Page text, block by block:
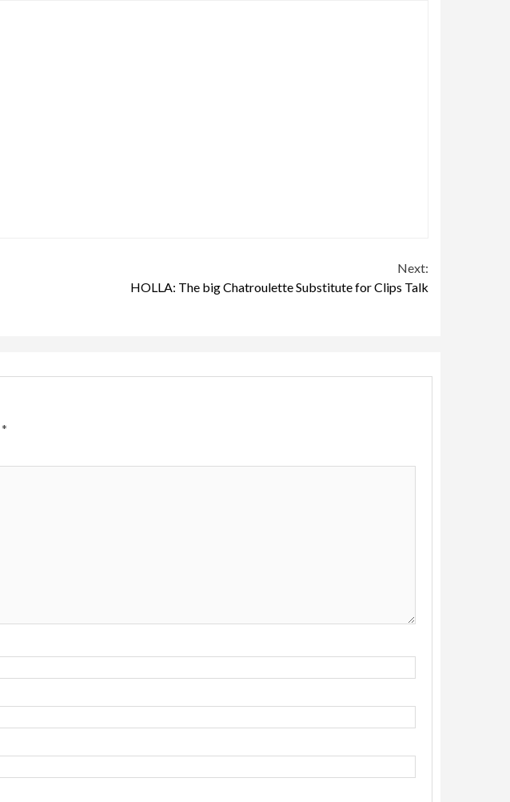
Next:
HOLLA: The big Chatroulette Substitute for Clips Talk
*